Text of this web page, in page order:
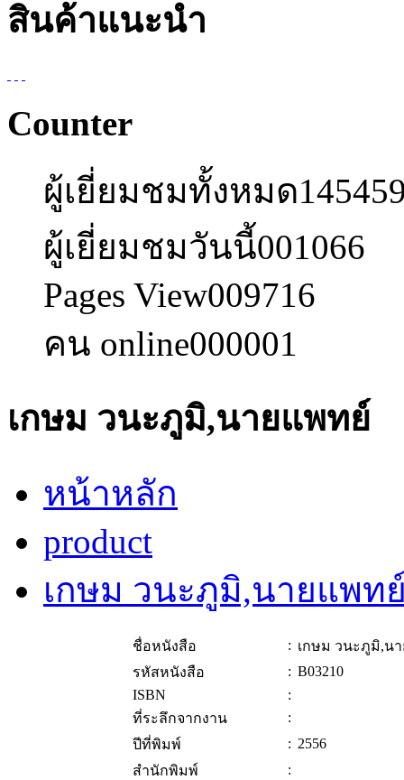
สินค้าแนะนำ
Counter
ผู้เยี่ยมชมทั้งหมด
ผู้เยี่ยมชมวันนี้001066
Pages View009716
คน online000001
เกษม วนะภูมิ,นายแพทย์
หน้าหลัก
product
เกษม วนะภูมิ,นายแพท
ชื่อหนังสือ : เกษม วนะภูมิ,น
รหัสหนังสือ
: B03210
ISBN
:
ที่ระลึกจากงาน
:
ปีที่พิมพ์
: 2556
สำนักพิมพ์
: